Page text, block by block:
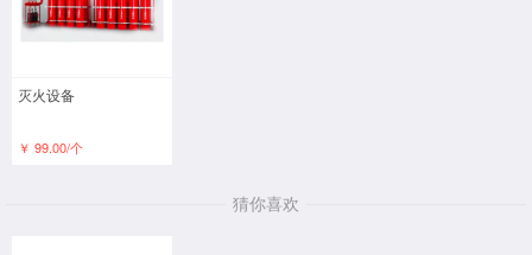
灭火设备
￥ 99.00/个
猜你喜欢